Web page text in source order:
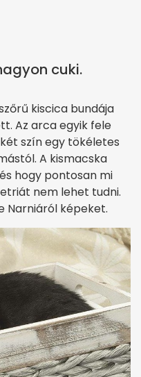
cuki.
kiscica bundája
Az arca egyik fele
szín egy tökéletes
A kismacska
hogy pontosan mi
nem lehet tudni.
Narniáról képeket.